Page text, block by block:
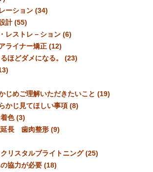
ーション (34)
計 (55)
レストレ－ション (6)
ライナー矯正 (12)
ほどダメになる。 (23)
じめご理解いただきたいこと (19)
かじ見てほしい事項 (8)
色 (3)
延長 歯肉整形 (9)
リスタルブライトニング (25)
協力が必要 (18)